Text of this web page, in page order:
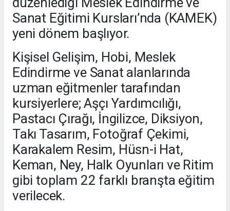
Sanat Eğitimi Kursları’nda (KAMEK)
yeni dönem başlıyor.
Kişisel Gelişim, Hobi, Meslek
Edindirme ve Sanat alanlarında
uzman eğitmenler tarafından
kursiyerlere; Aşçı Yardımcılığı,
Pastacı Çırağı, İngilizce, Diksiyon,
Takı Tasarım, Fotoğraf Çekimi,
Karakalem Resim, Hüsn-i Hat,
Keman, Ney, Halk Oyunları ve Ritim
gibi toplam 22 farklı branşta eğitim
verilecek.